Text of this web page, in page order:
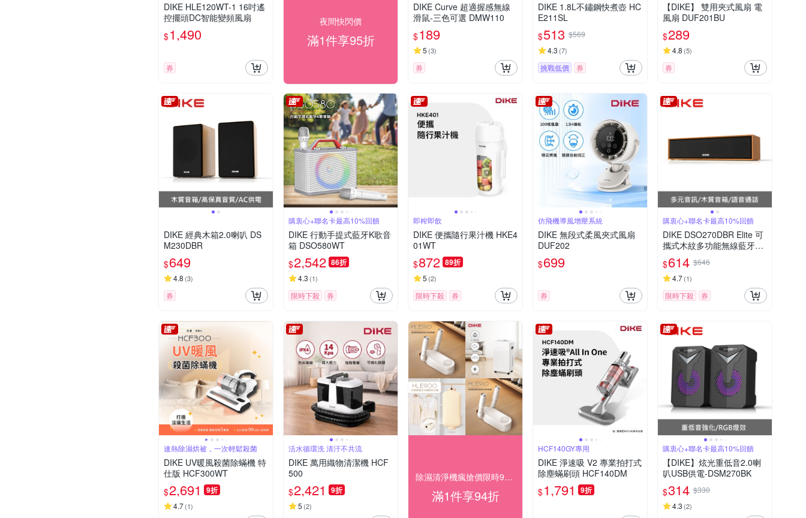
DIKE HLE120WT-1 16吋遙
控擺頭DC智能變頻風扇
$1,490
券
夜間快閃價
滿1件享95折
DIKE Curve 超適握感無線
滑鼠-三色可選 DMW110
$189
5 (3)
券
DIKE 1.8L不鏽鋼快煮壺 HC
E211SL
$513 $569
4.3 (7)
挑戰低價 券
【DIKE】 雙用夾式風扇 電
風扇 DUF201BU
$289
4.8 (5)
券
DIKE 經典木箱2.0喇叭 DS
M230DBR
$649
4.8 (3)
券
購衷心+聯名卡最高10%回饋
DIKE 行動手提式藍牙K歌音
箱 DSO580WT
$2,542 86折
4.3 (1)
限時下殺 券
即榨即飲
DIKE 便攜隨行果汁機 HKE4
01WT
$872 89折
5 (2)
限時下殺 券
仿飛機導風增壓系統
DIKE 無段式柔風夾式風扇
DUF202
$699
券
購衷心+聯名卡最高10%回饋
DIKE DSO270DBR Elite 可
攜式木紋多功能無線藍牙喇
叭
$614 $646
4.7(1)
限時下殺 券
速熱除濕烘被，一次輕鬆殺菌
DIKE UV暖風殺菌除蟎機 特
仕版 HCF300WT
$2,691 9折
4.7(1)
活水循環洗 清汙不共流
DIKE 萬用織物清潔機 HCF
500
$2,421 9折
5 (2)
除濕清淨機瘋搶價限時94折
滿1件享94折
HCF140GY專用
DIKE 淨速吸 V2 專業拍打式
除塵蟎刷頭 HCF140DM
$1,791 9折
購衷心+聯名卡最高10%回饋
【DIKE】炫光重低音2.0喇
叭USB供電-DSM270BK
$314 $330
4.3 (2)